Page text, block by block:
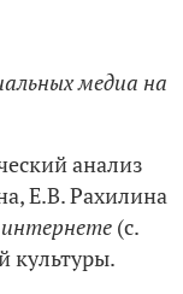
медиа на
анализ
Е.В. Рахилина
интернете (с.
культуры.